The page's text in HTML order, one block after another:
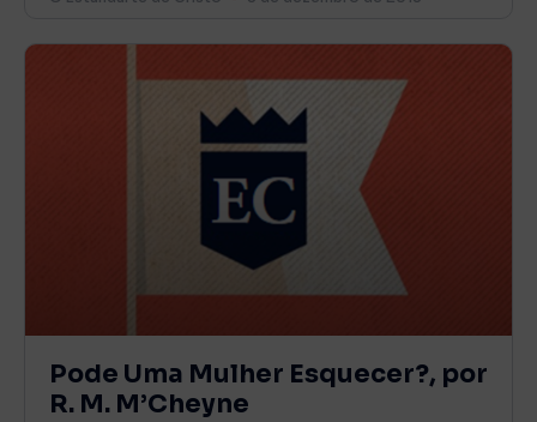
Pode Uma Mulher Esquecer?, por
R. M. M’Cheyne